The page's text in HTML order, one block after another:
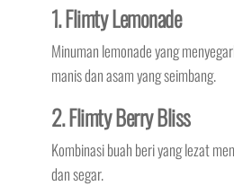
1. Flimty Lemonade
Minuman lemonade yang
manis dan asam yang seimbang.
2. Flimty Berry Bliss
Kombinasi buah beri yang lezat
dan segar.